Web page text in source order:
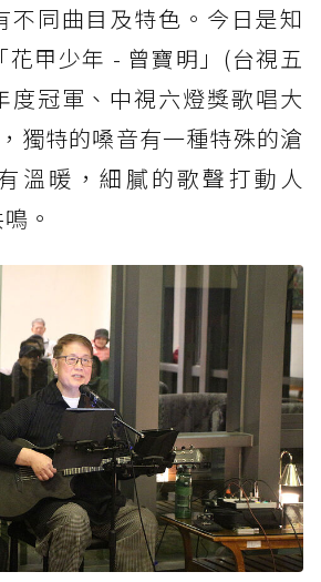
不同曲目及特色。今日是知
花甲少年 - 曾寶明」(台視五
度冠軍、中視六燈獎歌唱大
獨特的嗓音有一種特殊的滄
溫暖，細膩的歌聲打動人
。